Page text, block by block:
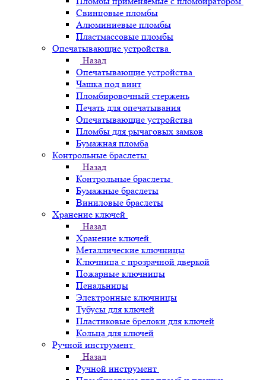
Свинцовые пломбы
Алюминиевые пломбы
Пластмассовые пломбы
Опечатывающие устройства
Назад
Опечатывающие устройства
Чашка под винт
Пломбировочный стержень
Печать для опечатывания
Опечатывающие устройства
Пломбы для рычаговых замков
Бумажная пломба
Контрольные браслеты
Назад
Контрольные браслеты
Бумажные браслеты
Виниловые браслеты
Хранение ключей
Назад
Хранение ключей
Металлические ключницы
Ключница с прозрачной дверкой
Пожарные ключницы
Пенальницы
Электронные ключницы
Тубусы для ключей
Пластиковые брелоки для ключей
Кольца для ключей
Ручной инструмент
Назад
Ручной инструмент